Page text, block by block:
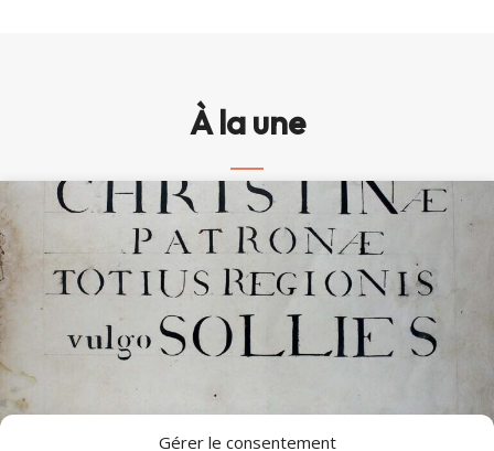
Gérer le consentement
À la une